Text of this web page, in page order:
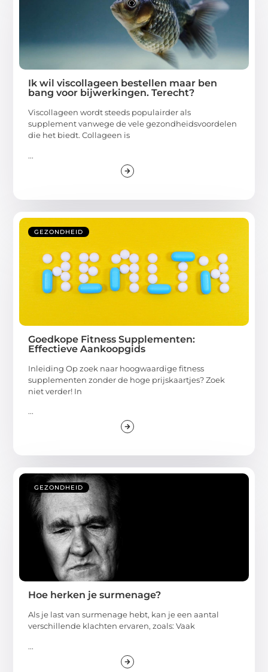
Ik wil viscollageen bestellen maar ben
bang voor bijwerkingen. Terecht?
Viscollageen wordt steeds populairder als
supplement vanwege de vele gezondheidsvoordelen
die het biedt. Collageen is
...
GEZONDHEID
Goedkope Fitness Supplementen:
Effectieve Aankoopgids
Inleiding Op zoek naar hoogwaardige fitness
supplementen zonder de hoge prijskaartjes? Zoek
niet verder! In
...
GEZONDHEID
Hoe herken je surmenage?
Als je last van surmenage hebt, kan je een aantal
verschillende klachten ervaren, zoals: Vaak
...